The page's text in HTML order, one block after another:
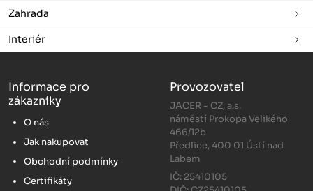
Zahrada
Interiér
Informace pro
zákazníky
O nás
Jak nakupovat
Obchodní podmínky
Certifikáty
Provozovatel
JACER - CZ, a.s.
náměstí Prokopa Velikého
466/12b
Předlice, 400 01 Ústí nad
Labem
IČ: 25410105